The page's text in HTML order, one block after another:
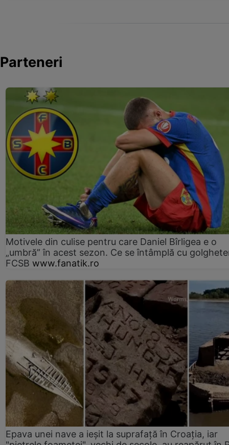
Parteneri
Motivele din culise pentru care Daniel Bîrligea e o
„umbră” în acest sezon. Ce se întâmplă cu
FCSB www.fanatik.ro
Epava unei nave a ieșit la suprafață în Croația, iar